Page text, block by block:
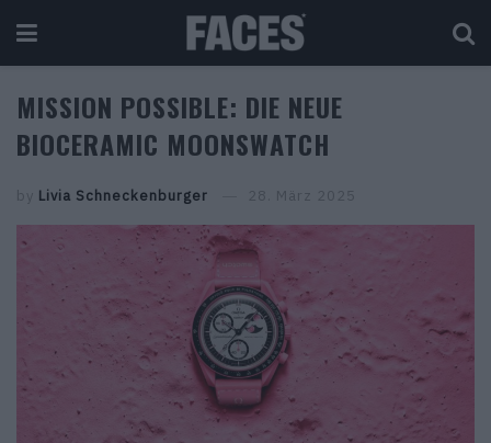
MISSION POSSIBLE: DIE NEUE
BIOCERAMIC MOONSWATCH
by Livia Schneckenburger 28. März 2025